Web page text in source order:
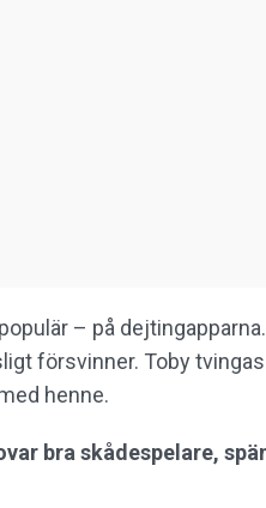
– på
försvinner. Toby
henne.
bra skådespelare,